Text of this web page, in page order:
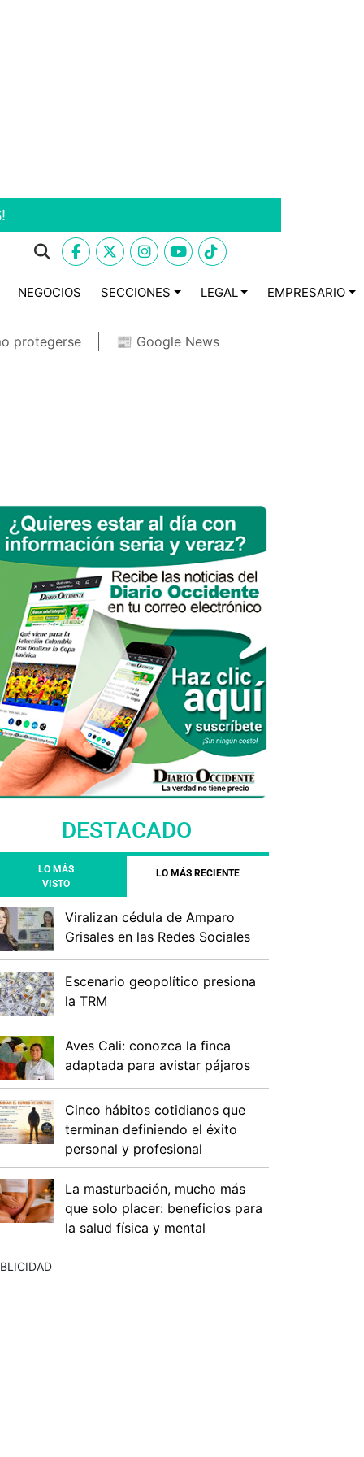
NEGOCIOS SECCIONES LEGAL EMPRESARIO
protegerse 📰 Google News
DESTACADO
LO MÁS
VISTO
LO MÁS RECIENTE
Viralizan cédula de Amparo
Grisales en las Redes Sociales
Escenario geopolítico presiona
la TRM
Aves Cali: conozca la finca
adaptada para avistar pájaros
Cinco hábitos cotidianos que
terminan definiendo el éxito
personal y profesional
La masturbación, mucho más
que solo placer: beneficios para
la salud física y mental